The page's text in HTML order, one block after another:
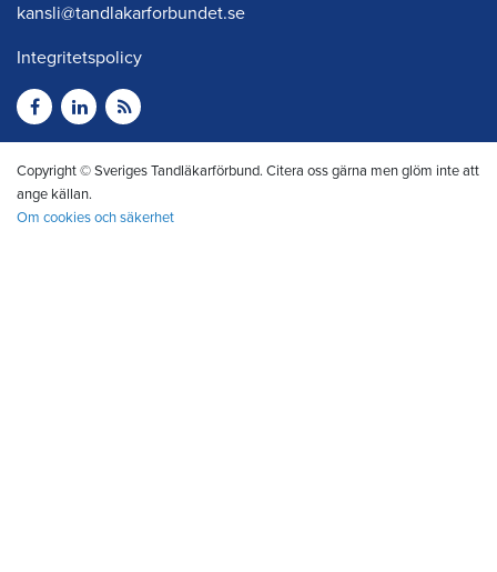
kansli@tandlakarforbundet.se
Integritetspolicy
Copyright © Sveriges Tandläkarförbund. Citera oss gärna men glöm inte att
ange källan.
Om cookies och säkerhet